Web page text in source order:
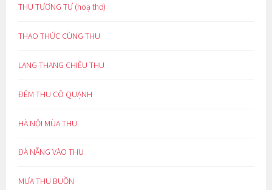
THU TƯƠNG TƯ (hoạ thơ)
THAO THỨC CÙNG THU
LANG THANG CHIỀU THU
ĐÊM THU CÔ QUẠNH
HÀ NỘI MÙA THU
ĐÀ NẴNG VÀO THU
MƯA THU BUỒN